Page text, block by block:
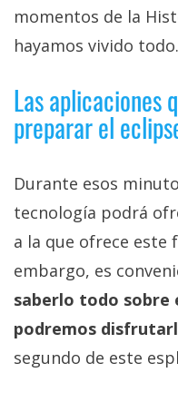
momentos de la
hayamos vivido todo.
Las aplicaciones
preparar el
Durante esos
tecnología podrá
a la que ofrece este
embargo, es
saberlo todo sobre
podremos
segundo de este